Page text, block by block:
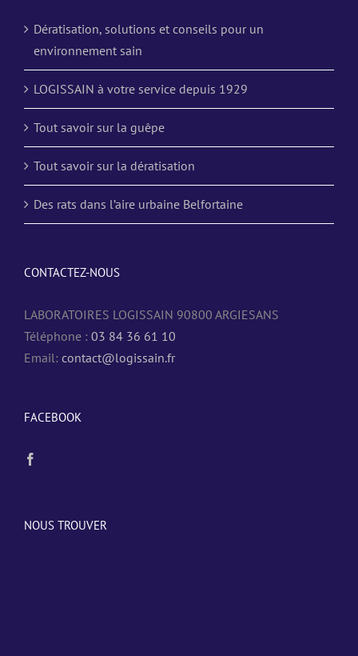
Dératisation, solutions et conseils pour un
environnement sain
LOGISSAIN à votre service depuis 1929
Tout savoir sur la guêpe
Tout savoir sur la dératisation
Des rats dans l’aire urbaine Belfortaine
CONTACTEZ-NOUS
LABORATOIRES LOGISSAIN 90800 ARGIESANS
Téléphone : 03 84 36 61 10
Email: contact@logissain.fr
FACEBOOK
NOUS TROUVER